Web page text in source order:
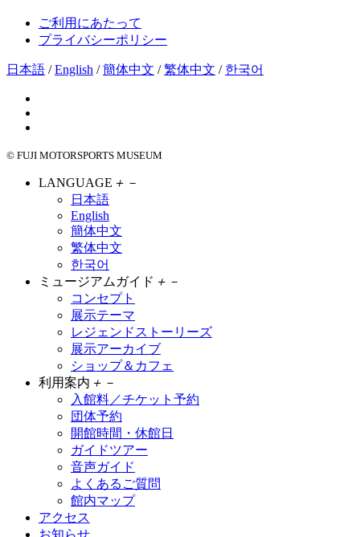
ご利用にあたって
プライバシーポリシー
日本語 /English /簡体中文 /繁体中文 / 한국어
© FUJI MOTORSPORTS MUSEUM
LANGUAGE ＋ －
日本語
English
簡体中文
繁体中文
한국어
ミュージアムガイド ＋ －
コンセプト
展示テーマ
レジェンドストーリーズ
展示アーカイブ
ショップ＆カフェ
利用案内 ＋ －
入館料／チケット予約
団体予約
開館時間・休館日
ガイドツアー
音声ガイド
よくあるご質問
館内マップ
アクセス